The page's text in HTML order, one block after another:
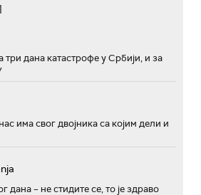
дана катастрофе у Србији, и за
има свог двојника са којим дели и
дана – не стидите се, то је здраво